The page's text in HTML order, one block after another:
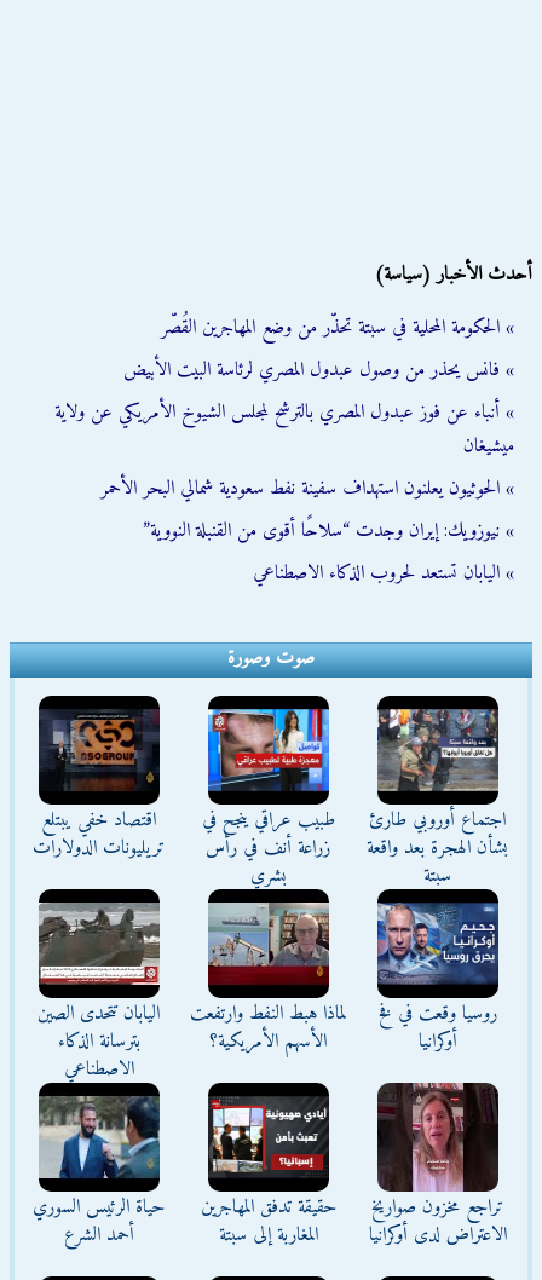
أحدث الأخبار (سياسة)
» الحكومة المحلية في سبتة تحذّر من وضع المهاجرين القُصّر
» فانس يحذر من وصول عبدول المصري لرئاسة البيت الأبيض
» أنباء عن فوز عبدول المصري بالترشح لمجلس الشيوخ الأمريكي عن ولاية
ميشيغان
» الحوثيون يعلنون استهداف سفينة نفط سعودية شمالي البحر الأحمر
» نيوزويك: إيران وجدت “سلاحًا أقوى من القنبلة النووية”
» اليابان تستعد لحروب الذكاء الاصطناعي
صوت وصورة
اجتماع أوروبي طارئ
بشأن الهجرة بعد واقعة
سبتة
طبيب عراقي ينجح في
زراعة أنف في رأس
بشري
اقتصاد خفي يبتلع
تريليونات الدولارات
روسيا وقعت في فخ
أوكرانيا
لماذا هبط النفط وارتفعت
الأسهم الأمريكية؟
اليابان تتحدى الصين
بترسانة الذكاء
الاصطناعي
تراجع مخزون صواريخ
الاعتراض لدى أوكرانيا
حقيقة تدفق المهاجرين
المغاربة إلى سبتة
حياة الرئيس السوري
أحمد الشرع